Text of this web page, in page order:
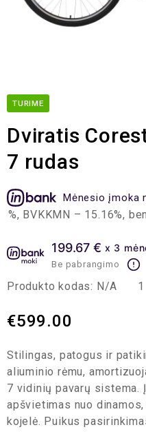
TURIME
Dviratis
7 rudas
Mėnesio įmoka
– 15.16%, bendra
199.67 € x 3
Be pabrangimo
Produkto kodas: N/A
€599.00
Stilingas, patogus ir
aliuminio rėmu,
7 vidinių pavarų sistema.
apšvietimas nuo
kojelė. Puikus